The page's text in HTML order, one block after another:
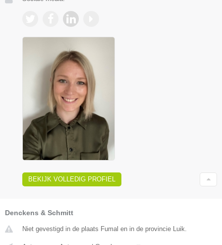
BEKIJK VOLLEDIG PROFIEL
Denckens & Schmitt
Niet gevestigd in de plaats Fumal en in de provincie Luik.